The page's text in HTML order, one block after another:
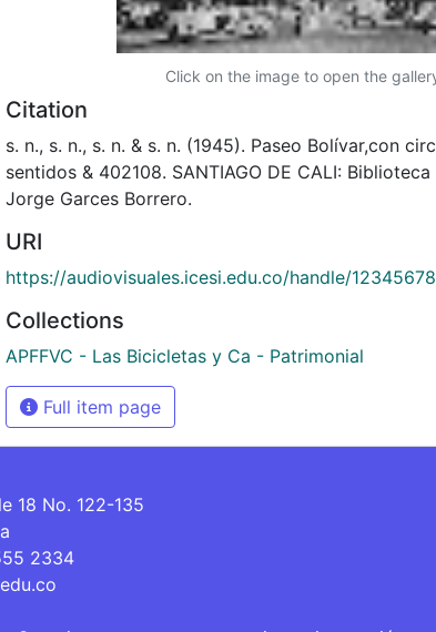
Click on the image to open the
Citation
s. n., s. n., s. n. & s. n. (1945). Paseo Bolívar,con
sentidos & 402108. SANTIAGO DE CALI:
Jorge Garces Borrero.
URI
https://audiovisuales.icesi.edu.co/handle/
Collections
APFFVC - Las Bicicletas y Ca - Patrimonial
Full item page
18 No. 122-135
2334